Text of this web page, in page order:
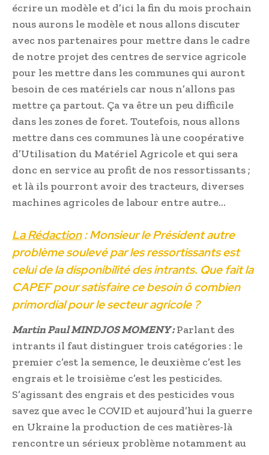
écrire un modèle et d’ici la fin du mois prochain
nous aurons le modèle et nous allons discuter
avec nos partenaires pour mettre dans le cadre
de notre projet des centres de service agricole
pour les mettre dans les communes qui auront
besoin de ces matériels car nous n’allons pas
mettre ça partout. Ça va être un peu difficile
dans les zones de foret. Toutefois, nous allons
mettre dans ces communes là une coopérative
d’Utilisation du Matériel Agricole et qui sera
donc en service au profit de nos ressortissants ;
et là ils pourront avoir des tracteurs, diverses
machines agricoles de labour entre autre…
La Rédaction: Monsieur le Président autre
problème soulevé par les ressortissants est
celui de la disponibilité des intrants. Que fait la
CAPEF pour satisfaire ce besoin ô combien
primordial pour le secteur agricole ?
Martin Paul MINDJOS MOMENY :Parlant des
intrants il faut distinguer trois catégories : le
premier c’est la semence, le deuxième c’est les
engrais et le troisième c’est les pesticides.
S’agissant des engrais et des pesticides vous
savez que avec le COVID et aujourd’hui la guerre
en Ukraine la production de ces matières-là
rencontre un sérieux problème notamment au